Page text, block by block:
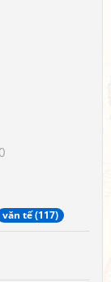
văn tế (117)